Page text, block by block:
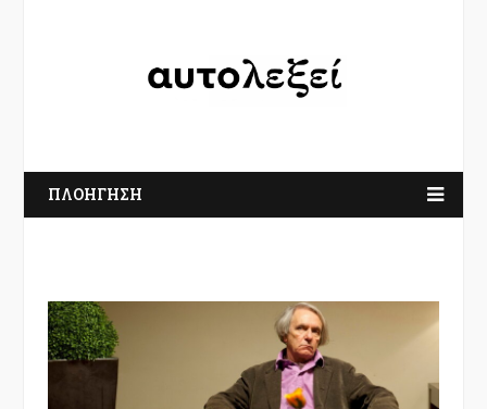
ΠΛΟΗΓΗΣΗ